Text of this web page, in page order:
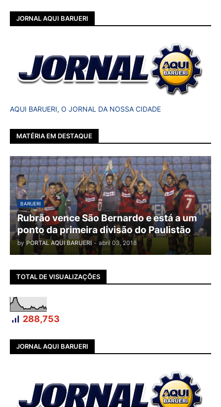
JORNAL AQUI BARUERI
AQUI BARUERI, O JORNAL DA NOSSA CIDADE
MATÉRIA EM DESTAQUE
BARUERI
Rubrão vence São Bernardo e está a um
ponto da primeira divisão do Paulistão
by PORTAL AQUI BARUERI - abril 03, 2018
TOTAL DE VISUALIZAÇÕES
288,753
JORNAL AQUI BARUERI